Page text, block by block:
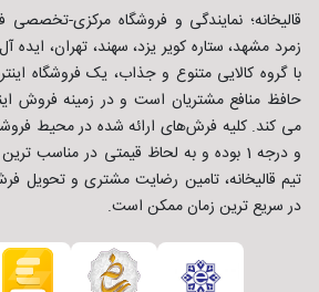
قالیخانه؛ نمایندگی و فروشگاه مرکزی-
زمرد مشهد، ستاره کویر یزد، سهند، تهران،
با گروه کالایی متنوع و جذاب، یک فروشگاه
حافظ منافع مشتریان است و در زمینه فروش
می کند. کلیه فرش‌های ارائه شده در محیط
و درجه 1 بوده و به لحاظ قیمتی در مناسب
تیم قالیخانه، تامین رضایت مشتری و تحویل
در سریع ترین زمان ممکن است.